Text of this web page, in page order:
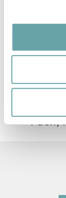
Fàcil,